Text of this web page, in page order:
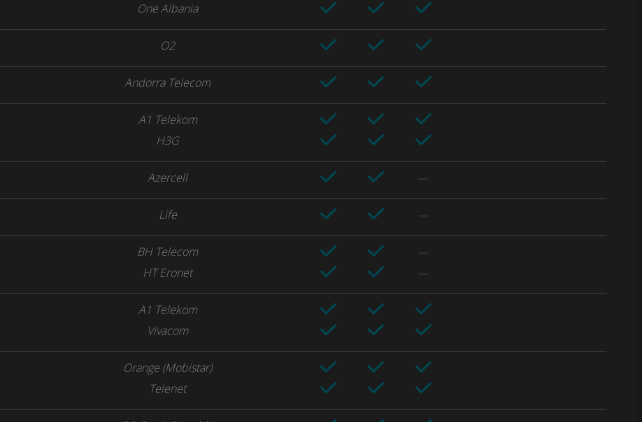
One Albania
O2
Andorra Telecom
A1 Telekom
H3G
Azercell
Life
BH Telecom
HT Eronet
A1 Telekom
Vivacom
Orange (Mobistar)
Telenet